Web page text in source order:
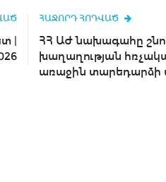
|
ՀԱՋՈՐԴ ՀՈԴՎԱԾ
ՀՀ ԱԺ նախագահը
խաղաղության
առաջին տարեդարձի